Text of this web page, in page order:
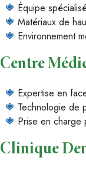
Équipe
Matériaux de
Environnement
Centre
Expertise en
Technologie de
Prise en charge
Clinique